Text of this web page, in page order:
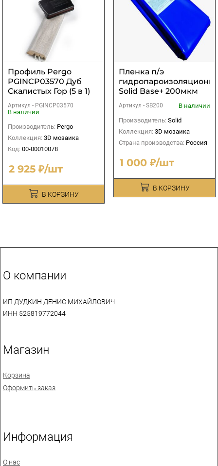
Профиль Pergo
PGINCP03570 Дуб
Скалистых Гор (5 в 1)
Артикул - PGINCP03570
В наличии
Производитель: Pergo
Коллекция: 3D мозаика
Код: 00-00010078
2 925 ₽/шт
В КОРЗИНУ
Пленка п/э
Solid Base+ 200мкм
(синяя)
Артикул - SB200
В наличии
Производитель: Solid
Коллекция: 3D мозаика
Страна производства: Россия
1 000 ₽/шт
В КОРЗИНУ
О компании
ИП ДУДКИН ДЕНИС МИХАЙЛОВИЧ
ИНН 525819772044
Магазин
Корзина
Оформить заказ
Информация
О нас